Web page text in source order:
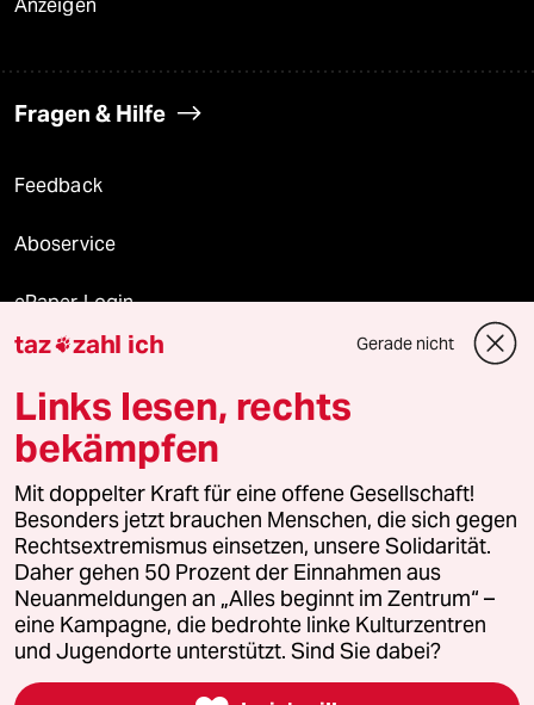
Anzeigen
Fragen & Hilfe
Feedback
Aboservice
ePaper Login
Downloads für Abonnierende
© 2026 taz Verlags und Vertriebs GmbH
Alle Rechte vorbehalten. Bei rechtlichen Fragen oder für Genehmigungen
wenden Sie sich bitte an
lizenzen@taz.de
Feedback Redaktionsstatut Kommune-Richtlinien
Leitlinie Informant Datenschutz Impressum AGB
Seitenwende Einwilligungen widerrufen (Ads)
taz zahl ich Gerade nicht
Links lesen, rechts
bekämpfen
Mit doppelter Kraft für eine offene Gesellschaft!
Besonders jetzt brauchen Menschen, die sich gegen
Rechtsextremismus einsetzen, unsere Solidarität.
Daher gehen 50 Prozent der Einnahmen aus
Neuanmeldungen an „Alles beginnt im Zentrum“ –
eine Kampagne, die bedrohte linke Kulturzentren
und Jugendorte unterstützt. Sind Sie dabei?